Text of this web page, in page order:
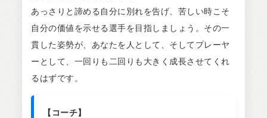
あっさりと諦める自分に別れを告げ、苦しい時こそ
自分の価値を示せる選手を目指しましょう。その一
貫した姿勢が、あなたを人として、そしてプレーヤ
ーとして、一回りも二回りも大きく成長させてくれ
るはずです。
【コーチ】